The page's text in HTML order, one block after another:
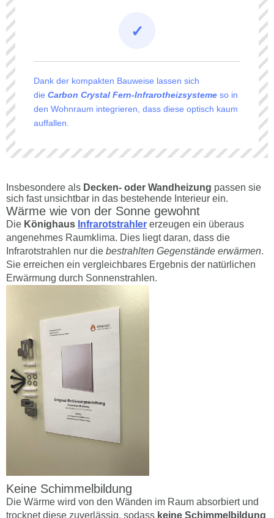
Dank der kompakten Bauweise lassen sich
die Carbon Crystal Fern-Infrarotheizsysteme so in
den Wohnraum integrieren, dass diese optisch kaum
auffallen.
Insbesondere als Decken- oder Wandheizung passen sie
sich fast unsichtbar in das bestehende Interieur ein.
Wärme wie von der Sonne gewohnt
Die Könighaus Infrarotstrahler erzeugen ein überaus
angenehmes Raumklima. Dies liegt daran, dass die
Infrarotstrahlen nur die bestrahlten Gegenstände erwärmen.
Sie erreichen ein vergleichbares Ergebnis der natürlichen
Erwärmung durch Sonnenstrahlen.
Keine Schimmelbildung
Die Wärme wird von den Wänden im Raum absorbiert und
trocknet diese zuverlässig, sodass keine Schimmelbildung